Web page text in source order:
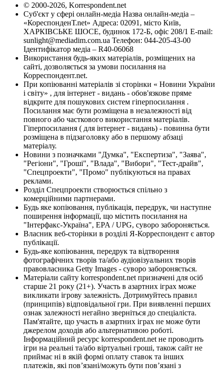
© 2000-2026, Korrespondent.net
Суб'єкт у сфері онлайн-медіа Назва онлайн-медіа –
«КореспонденТ.net» Адреса: 02091, місто Київ,
ХАРКІВСЬКЕ ШОСЕ, будинок 172-Б, офіс 208/1 E-mail:
sunlight@mediadim.com.ua Телефон: 044-205-43-00
Ідентифікатор медіа – R40-06068
Використання будь-яких матеріалів, розміщених на
сайті, дозволяється за умови посилання на
Корреспондент.net.
При копіюванні матеріалів зі сторінки « Новини України
і світу» , для інтернет - видань - обов'язкове пряме
відкрите для пошукових систем гіперпосилання .
Посилання має бути розміщена в незалежності від
повного або часткового використання матеріалів.
Гіперпосилання ( для інтернет - видань) - повинна бути
розміщена в підзаголовку або в першому абзаці
матеріалу.
Новини з позначками "Думка", "Експертиза", "Заява",
"Регіони", "Гроші", "Влада", "Вибори", "Тест-драйв",
"Спецпроекти", "Промо" публікуються на правах
реклами.
Розділ Спецпроекти створюється спільно з
комерційними партнерами.
Будь яке копіювання, публікація, передрук, чи наступне
поширення інформації, що містить посилання на
"Інтерфакс-Україна", EPA / UPG, суворо забороняється.
Власник веб-сторінки в розділі Я-Корреспондент є автор
публікації.
Будь-яке копіювання, передрук та відтворення
фотографічних творів та/або аудіовізуальних творів
правовласника Getty Images - суворо забороняється.
Матеріали сайту korrespondent.net призначені для осіб
старше 21 року (21+). Участь в азартних іграх може
викликати ігрову залежність. Дотримуйтесь правил
(принципів) відповідальної гри. При виявленні перших
ознак залежності негайно зверніться до спеціаліста.
Пам'ятайте, що участь в азартних іграх не може бути
джерелом доходів або альтернативою роботі.
Інформаційний ресурс korrespondent.net не проводить
ігри на реальні та/або віртуальні гроші, також сайт не
приймає ні в якій формі оплату ставок та інших
платежів, які пов’язані/можуть бути пов’язані з